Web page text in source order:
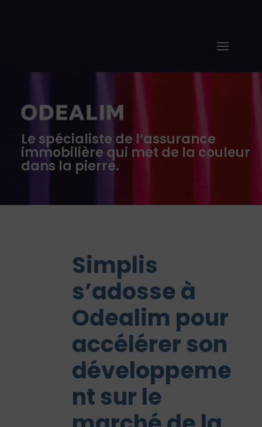
Le spécialiste de l’assurance
immobilière qui met de la couleur
dans la pierre.
Simplis
s’adosse à
Odealim pour
accélérer son
développeme
nt sur le